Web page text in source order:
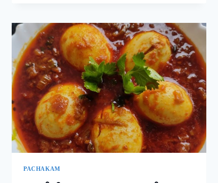
ചെറുപയർ
കൊണ്ട്
ഒരു
കിടിലൻ
ദോശ;
മിനുട്ടിൽ
നല്ല
സോഫ്റ്റ്
ദോശ
റെഡി!!
|
SPECIAL
PACHAKAM